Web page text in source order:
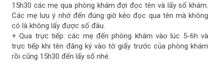
15h30 các mẹ qua phòng khám đợi đọc tên và lấy số khám.
Các mẹ lưu ý nhớ đến đúng giờ kẻo đọc qua tên mà không
có là không lấy được số đâu.
+ Qua trực tiếp: các mẹ đến phòng khám vào lúc 5-6h và
trực tiếp khi tên đăng ký vào tờ giấy trước của phòng khám
rồi cũng 15h30 đến lấy số nhé.